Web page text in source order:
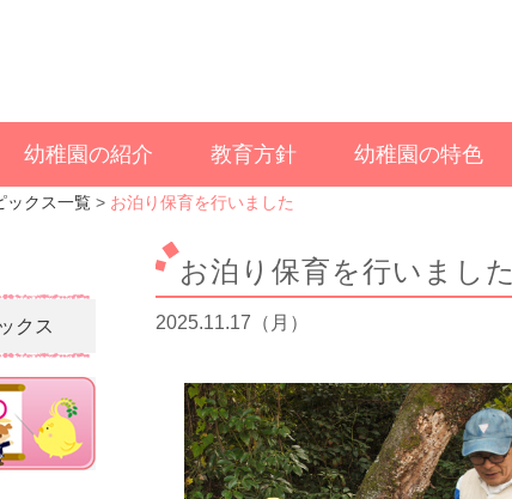
幼稚園の紹介 教育方針 幼稚園の特色
ックス一覧 お泊り保育を行いました
クス
お泊り保育を行いました
2025.11.17（月）